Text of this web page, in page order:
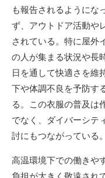
も報告されるようにな
ず、アウトドア活動や
されている。特に屋外
の人が集まる状況や長
日を通して快適さを維
下や体調不良を予防す
る。この衣服の普及は
でなく、ダイバーシテ
討にもつながっている。
高温環境下での働きや